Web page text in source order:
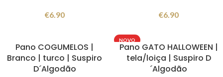
€6.90 €6.90
Pano COGUMELOS |
Branco | turco | Suspiro
D´Algodão
NOVO
Pano GATO HALLOWEEN |
tela/loiça | Suspiro D
´Algodão